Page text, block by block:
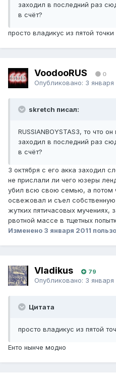
заходил в последний раз
в счёт?
просто владикус из пятой
VoodooRUS 0
Опубликовано: 3 января
skretch писал:
RUSSIANBOYSTAS3, то что
заходил в последний раз
в счёт?
3 октября с его акка заходил
не прислали ли чего юзеры
убил всю свою семью, а потом
освежовал и съел
жутких пятичасовых мучениях,
рвотной массе в тщетных
Изменено 3 января 2011
Vladikus 79
Опубликовано: 3 января
Цитата
просто владикус из пятой
Енто нынче модно